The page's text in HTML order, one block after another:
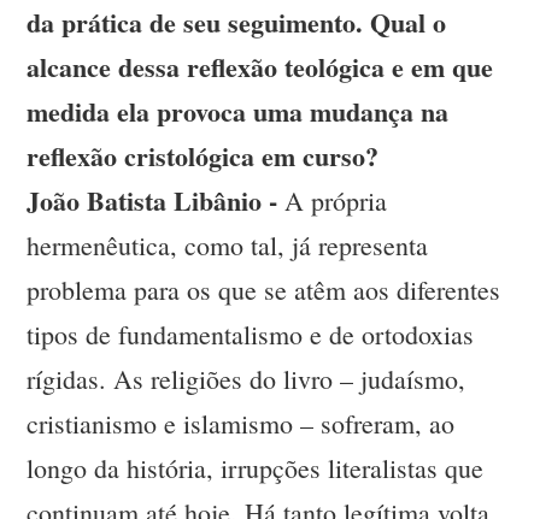
da prática de seu seguimento. Qual o
alcance dessa reflexão teológica e em que
medida ela provoca uma mudança na
reflexão cristológica em curso?
João Batista Libânio - A própria
hermenêutica, como tal, já representa
problema para os que se atêm aos diferentes
tipos de fundamentalismo e de ortodoxias
rígidas. As religiões do livro – judaísmo,
cristianismo e islamismo – sofreram, ao
longo da história, irrupções literalistas que